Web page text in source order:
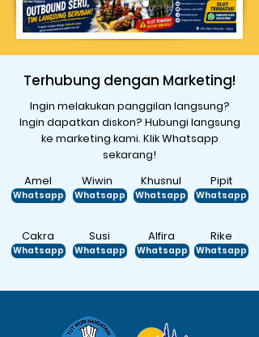
Terhubung dengan Marketing!
Ingin melakukan panggilan langsung?
Ingin dapatkan diskon? Hubungi langsung
ke marketing kami. Klik Whatsapp
sekarang!
Amel
Wiwin
Whatsapp Whatsapp
Khusnul Pipit
Whatsapp Whatsapp
Cakra
Whatsapp
Susi
Whatsapp
Alfira Rike
Whatsapp Whatsapp